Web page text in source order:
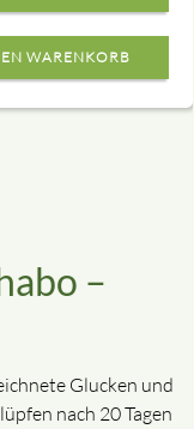
–
Glucken und
nach 20 Tagen